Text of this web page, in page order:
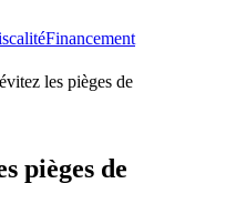
Financement
les pièges de
pièges de